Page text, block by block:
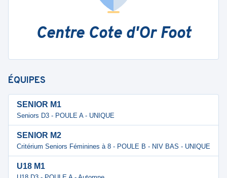
Centre Cote d'Or Foot
ÉQUIPES
SENIOR M1
Seniors D3 - POULE A - UNIQUE
SENIOR M2
Critérium Seniors Féminines à 8 - POULE B - NIV BAS - UNIQUE
U18 M1